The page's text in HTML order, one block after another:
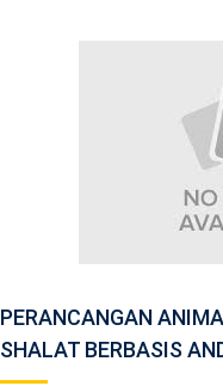
PERANCANGAN
SHALAT BERBASIS